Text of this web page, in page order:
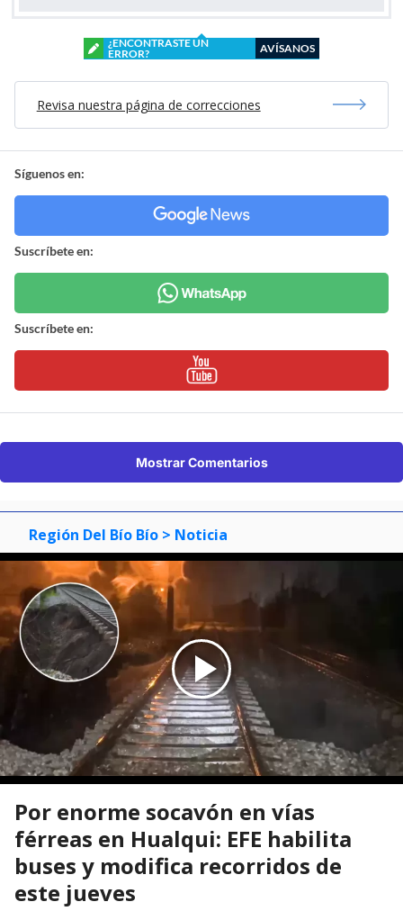
¿ENCONTRASTE UN
ERROR?
AVÍSANOS
Revisa nuestra página de correcciones
Síguenos en:
Suscríbete en:
Suscríbete en:
Mostrar Comentarios
Región Del Bío Bío > Noticia
Por enorme socavón en vías
férreas en Hualqui: EFE habilita
buses y modifica recorridos de
este jueves